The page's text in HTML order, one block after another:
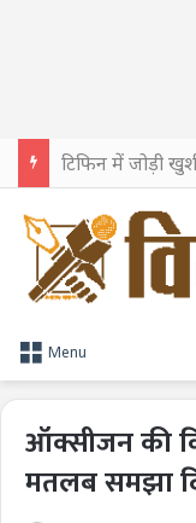
Menu
ऑक्सीजन की
मतलब समझा